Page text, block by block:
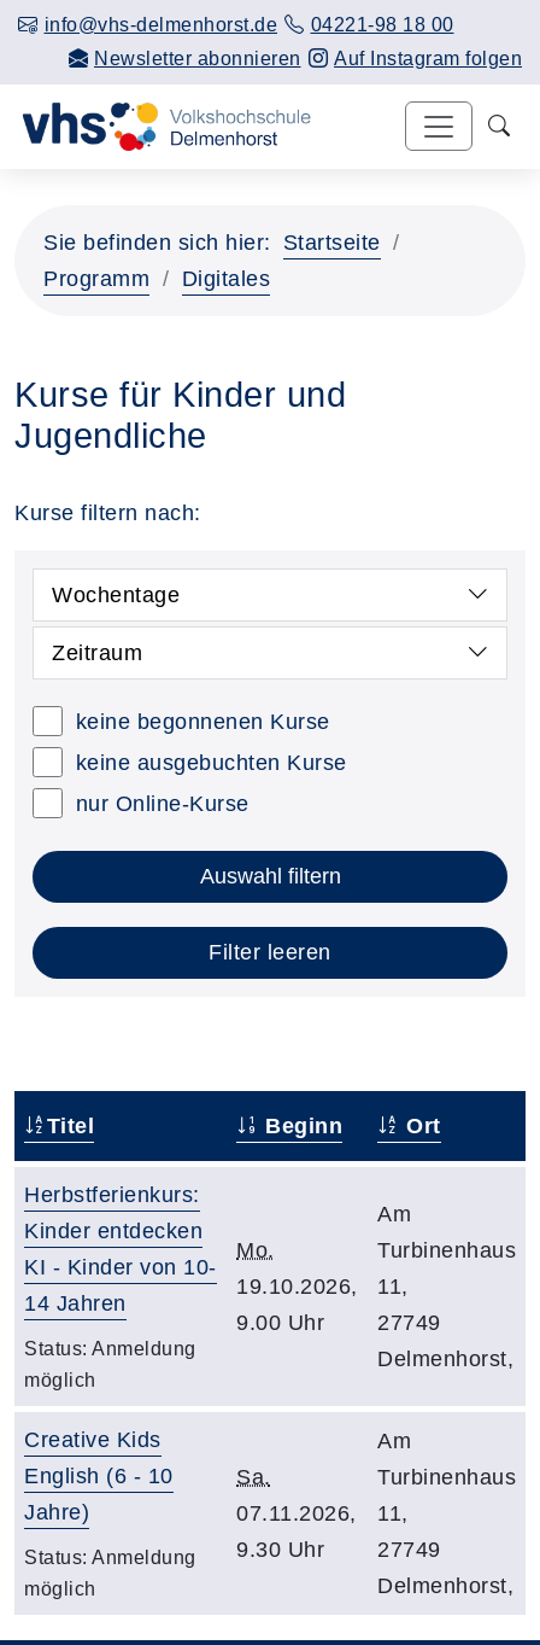
info@vhs-delmenhorst.de
04221-98 18 00
Newsletter abonnieren
Auf Instagram folgen
Sie befinden sich hier:
Startseite
Programm
Digitales
Kurse für Kinder und
Jugendliche
Kurse filtern nach:
Wochentage
Zeitraum
keine begonnenen Kurse
keine ausgebuchten Kurse
nur Online-Kurse
Auswahl filtern
Filter leeren
Titel Beginn Ort
Herbstferienkurs:
Kinder entdecken
KI - Kinder von 10-
14 Jahren
Status: Anmeldung
möglich
Mo.
19.10.2026,
9.00 Uhr
Am
Turbinenhaus
11,
27749
Delmenhorst,
Creative Kids
English (6 - 10
Jahre)
Status: Anmeldung
möglich
Sa.
07.11.2026,
9.30 Uhr
Am
Turbinenhaus
11,
27749
Delmenhorst,